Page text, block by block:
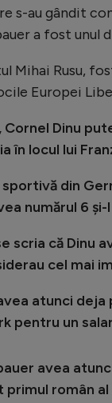
s-au gândit
a fost unul
Mihai Rusu,
Europei
Cornel Dinu
în locul lui
sportivă din
numărul 6
scria că Dinu
cel mai
atunci
pentru un
avea
primul român